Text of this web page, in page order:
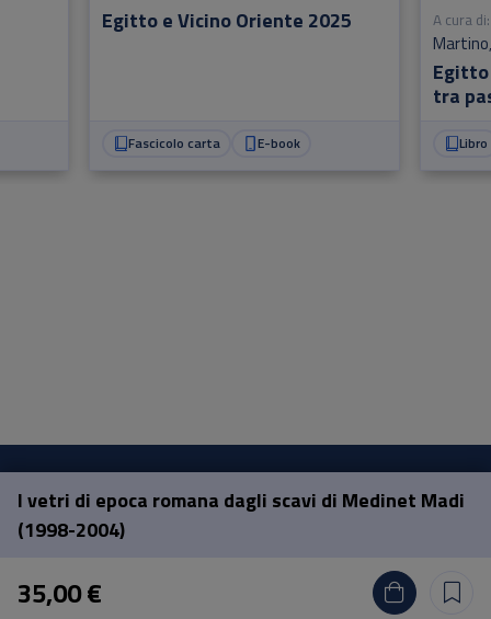
Egitto e Vicino Oriente 2025
Fascicolo carta E-book
tra
A cura di:
Martino
Pinnock
Libro
I vetri di epoca romana dagli scavi di Medinet Madi
(1998-2004)
35,00 €
Pisa University Press
Lungarno Pacinotti 43/44 56126 Pisa